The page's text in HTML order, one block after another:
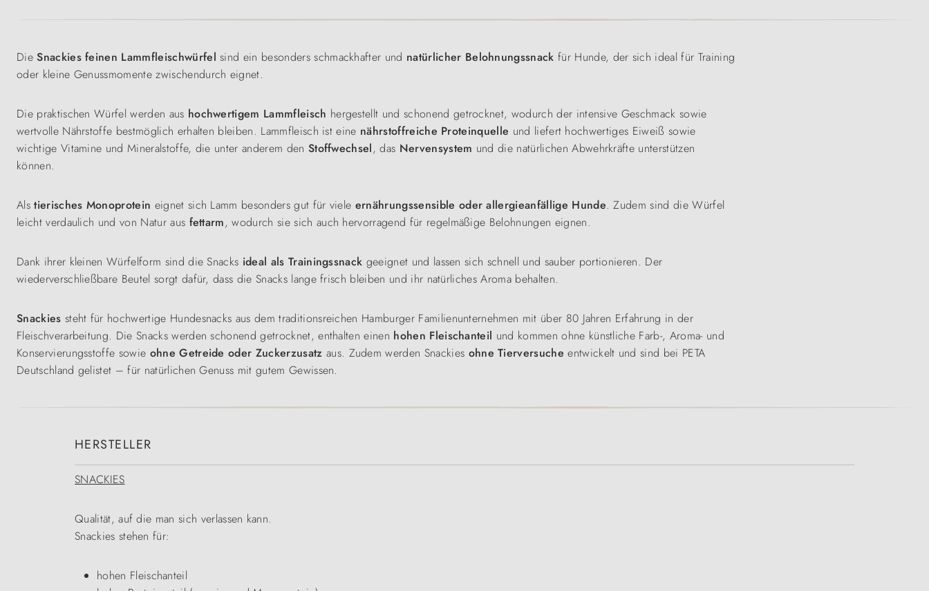
DieSnackies feinen Lammfleischwürfel sind ein besonders schmackhafter und natürlicher Belohnungssnack für Hunde, der sich ideal für Training
oder kleine Genussmomente zwischendurch eignet.
Die praktischen Würfel werden aus hochwertigem Lammfleisch hergestellt und schonend getrocknet, wodurch der intensive Geschmack sowie
wertvolle Nährstoffe bestmöglich erhalten bleiben. Lammfleisch ist eine nährstoffreiche Proteinquelle und liefert hochwertiges Eiweiß sowie
wichtige Vitamine und Mineralstoffe, die unter anderem den Stoffwechsel, das Nervensystem und die natürlichen Abwehrkräfte unterstützen
können.
Alstierisches Monoprotein eignet sich Lamm besonders gut für viele ernährungssensible oder allergieanfällige Hunde. Zudem sind die Würfel
leicht verdaulich und von Natur aus fettarm, wodurch sie sich auch hervorragend für regelmäßige Belohnungen eignen.
Dank ihrer kleinen Würfelform sind die Snacks ideal als Trainingssnack geeignet und lassen sich schnell und sauber portionieren. Der
wiederverschließbare Beutel sorgt dafür, dass die Snacks lange frisch bleiben und ihr natürliches Aroma behalten.
Snackies steht für hochwertige Hundesnacks aus dem traditionsreichen Hamburger Familienunternehmen mit über 80 Jahren Erfahrung in der
Fleischverarbeitung. Die Snacks werden schonend getrocknet, enthalten einen hohen Fleischanteil und kommen ohne künstliche Farb-, Aroma- und
Konservierungsstoffe sowie ohne Getreide oder Zuckerzusatz aus. Zudem werden Snackies ohne Tierversucheentwickelt und sind bei PETA
Deutschland gelistet – für natürlichen Genuss mit gutem Gewissen.
HERSTELLER
SNACKIES
Qualität, auf die man sich verlassen kann.
Snackies stehen für:
hohen Fleischanteil